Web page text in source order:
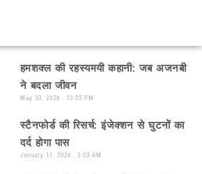
हमशक्ल की रहस्यमयी कहानी: जब अजनबी
ने बदला जीवन
May 30, 2026 10:05 PM
स्टैनफोर्ड की रिसर्च: इंजेक्शन से घुटनों का
दर्द होगा पास
January 11, 2026 3:03 AM